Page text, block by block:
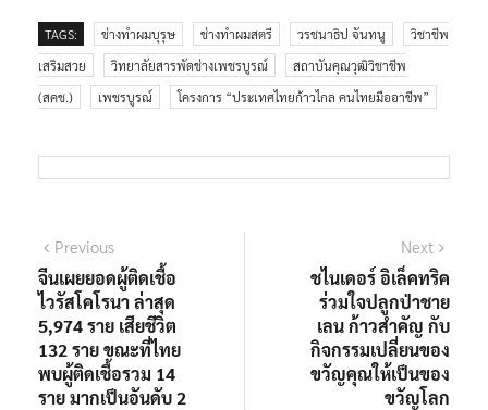
TAGS: ช่างทำผมบุรุษ ช่างทำผมสตรี วรชนาธิป จันทนู
วิชาชีพ
เสริมสวย
วิทยาลัยสารพัดช่างเพชรบูรณ์
สถาบันคุณวุฒิวิชาชีพ
(สคช.)
เพชรบูรณ์ โครงการ “ประเทศไทยก้าวไกล คนไทยมืออาชีพ”
Previous
จีนเผยยอดผู้ติดเชื้อ
ไวรัสโคโรนา ล่าสุด
5,974 ราย เสียชีวิต
132 ราย ขณะที่ไทย
พบผู้ติดเชื้อรวม 14
ราย มากเป็นอันดับ 2
Next
ชไนเดอร์ อิเล็คทริค
ร่วมใจปลูกป่าชาย
เลน ก้าวสำคัญ กับ
กิจกรรมเปลี่ยนของ
ขวัญคุณให้เป็นของ
ขวัญโลก